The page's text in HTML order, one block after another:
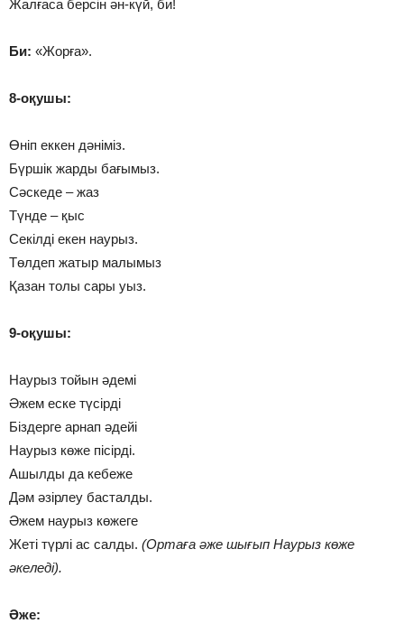
Жалғаса берсін ән-күй, би!
Би: «Жорға».
8-оқушы:
Өніп еккен дәніміз.
Бүршік жарды бағымыз.
Сәскеде – жаз
Түнде – қыс
Секілді екен наурыз.
Төлдеп жатыр малымыз
Қазан толы сары уыз.
9-оқушы:
Наурыз тойын әдемі
Әжем еске түсірді
Біздерге арнап әдейі
Наурыз көже пісірді.
Ашылды да кебеже
Дәм әзірлеу басталды.
Әжем наурыз көжеге
Жеті түрлі ас салды. (Ортаға әже шығып Наурыз көже
әкеледі).
Әже: